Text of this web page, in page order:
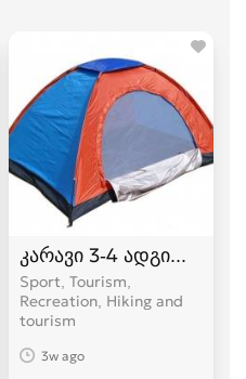
გასაშლელი საწოლი
კარავი 3-4 ადგილიანი
Sport, Tourism,
Recreation, Hiking and
tourism
3w ago